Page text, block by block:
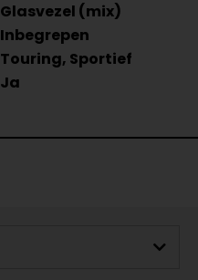
Glasvezel (mix)
Inbegrepen
Touring, Sportief
Ja